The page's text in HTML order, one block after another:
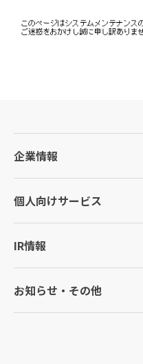
企業情報
個人向けサービス
IR情報
お知らせ・その他